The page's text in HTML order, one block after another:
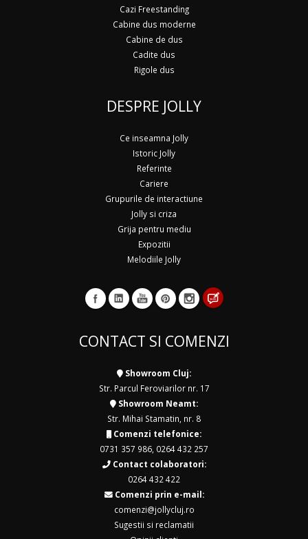
Cazi Freestanding
Cabine dus moderne
Cabine de dus
Cadite dus
Rigole dus
DESPRE JOLLY
Ce inseamna Jolly
Istoric Jolly
Referinte
Cariere
Grupurile de interactiune
Jolly si criza
Grija pentru mediu
Expozitii
Melodiile Jolly
CONTACT SI COMENZI
Showroom Cluj:
Str. Parcul Feroviarilor nr. 17
Showroom Neamt:
Str. Mihai Stamatin, nr. 8
Comenzi telefonice:
0731 357 986 0264 432 257
Contact colaboratori:
0264 432 422
Comenzi prin e-mail:
comenzi@jollycluj.ro
Sugestii si reclamatii